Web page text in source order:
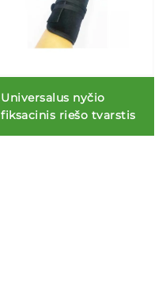
Universalus nyčio
fiksacinis riešo tvarstis